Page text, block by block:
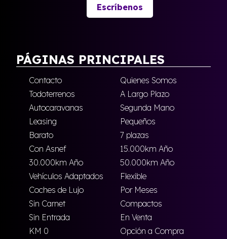
Escríbenos
PÁGINAS PRINCIPALES
Contacto
Quienes Somos
Todoterrenos
A Largo Plazo
Autocaravanas
Segunda Mano
Leasing
Pequeños
Barato
7 plazas
Con Asnef
15.000km Año
30.000km Año
50.000km Año
Vehículos Adaptados
Flexible
Coches de Lujo
Por Meses
Sin Carnet
Compactos
Sin Entrada
En Venta
KM 0
Opción a Compra